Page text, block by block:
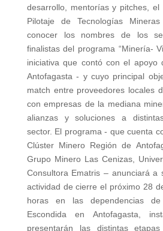
desarrollo, mentorías y pitches, el
Pilotaje de Tecnologías
conocer los nombres de los
finalistas del programa “Minería-
iniciativa que contó con el apoyo
Antofagasta - y cuyo principal
match entre proveedores locales
con empresas de la mediana
alianzas y soluciones a
sector. El programa - que cuenta
Clúster Minero Región de
Grupo Minero Las Cenizas,
Consultora Ematris – anunciará a
actividad de cierre el próximo 28
horas en las dependencias de
Escondida en Antofagasta,
presentarán las distintas